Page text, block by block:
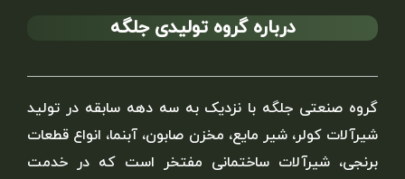
درباره گروه تولیدی جلگه
گروه صنعتی جلگه با نزدیک به سه دهه سابقه در تولید
شیرآلات کولر، شیر مایع، مخزن صابون، آبنما، انواع قطعات
برنجی، شیرآلات ساختمانی مفتخر است که در خدمت